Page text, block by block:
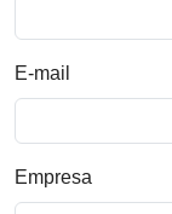
E-mail
Empresa